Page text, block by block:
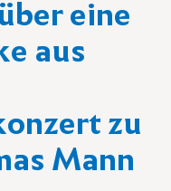
eine
aus
zu
Mann